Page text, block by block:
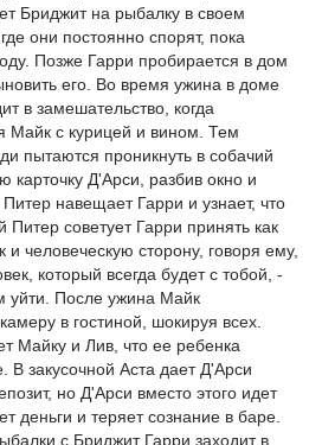
Бриджит на рыбалку в своем
они постоянно спорят, пока
Позже Гарри пробирается в дом
его. Во время ужина в доме
в замешательство, когда
Майк с курицей и вином. Тем
пытаются проникнуть в собачий
карточку Д'Арси, разбив окно и
навещает Гарри и узнает, что
Питер советует Гарри принять как
человеческую сторону, говоря ему,
который всегда будет с тобой, -
уйти. После ужина Майк
в гостиной, шокируя всех.
Майку и Лив, что ее ребенка
В закусочной Аста дает Д'Арси
но Д'Арси вместо этого идет
деньги и теряет сознание в баре.
с Бриджит Гарри заходит в